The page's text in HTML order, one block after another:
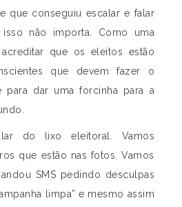
que conseguiu escalar e falar
não importa. Como uma
que os eleitos estão
que devem fazer o
para dar uma forcinha para a
do lixo eleitoral. Vamos
que estão nas fotos. Vamos
SMS pedindo desculpas
limpa” e mesmo assim